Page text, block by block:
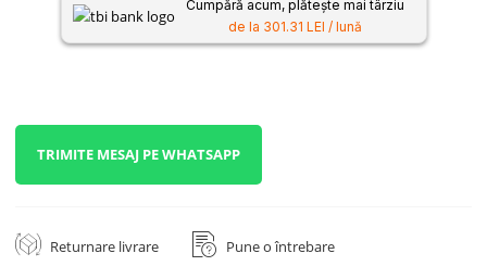
Cumpără acum, plătește mai târziu
de la 301.31 LEI / lună
TRIMITE MESAJ PE WHATSAPP
Returnare livrare Pune o întrebare